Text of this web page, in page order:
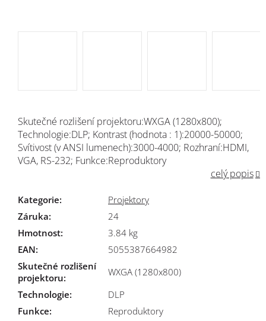
Skutečné rozlišení projektoru:WXGA (1280x800);
Technologie:DLP; Kontrast (hodnota : 1):20000-50000;
Svítivost (v ANSI lumenech):3000-4000; Rozhraní:HDMI,
VGA, RS-232; Funkce:Reproduktory
celý popis
Kategorie:
Projektory
Záruka:
24
Hmotnost:
3.84 kg
EAN:
5055387664982
Skutečné rozlišení
projektoru:
WXGA (1280x800)
Technologie:
DLP
Funkce:
Reproduktory